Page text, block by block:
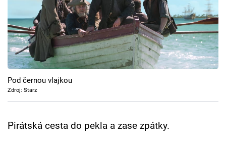
Seriály
Hry
Cool Esport
Pořady
Pod černou vlajkou
Zdroj: Starz
Pirátská cesta do pekla a zase zpátky.